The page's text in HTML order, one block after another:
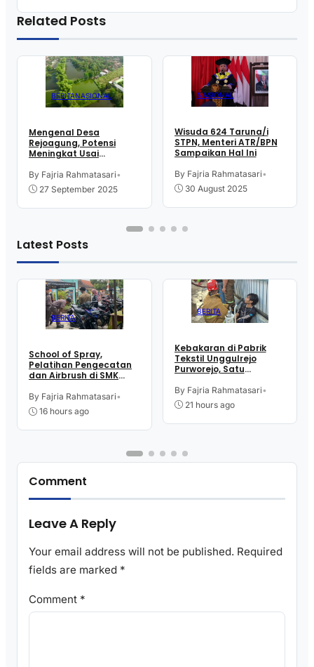
Related Posts
BERITANASIONAL
Mengenal Desa
Rejoagung, Potensi
Meningkat Usai
Akses Reforma Agraria*
By Fajria Rahmatasari•
27 September 2025
NASIONAL
Wisuda 624 Taruna/i
STPN, Menteri ATR/BPN
Sampaikan Hal Ini
By Fajria Rahmatasari•
30 August 2025
Latest Posts
BERITA
School of Spray,
Pelatihan Pengecatan
dan Airbrush di SMK
Kutoarjo
By Fajria Rahmatasari•
16 hours ago
BERITA
Kebakaran di Pabrik
Tekstil Unggulrejo
Purworejo, Satu
Tulang, Petugas
Damkar Sesak Nafas
By Fajria Rahmatasari•
21 hours ago
Comment
Leave A Reply
Your email address will not be published. Required
fields are marked *
Comment *